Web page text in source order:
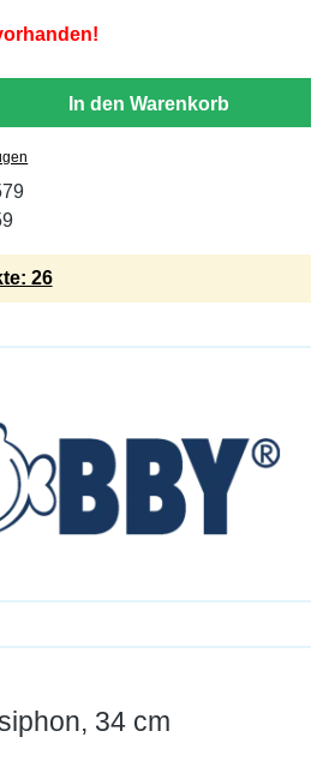
In den Warenkorb
26
34 cm